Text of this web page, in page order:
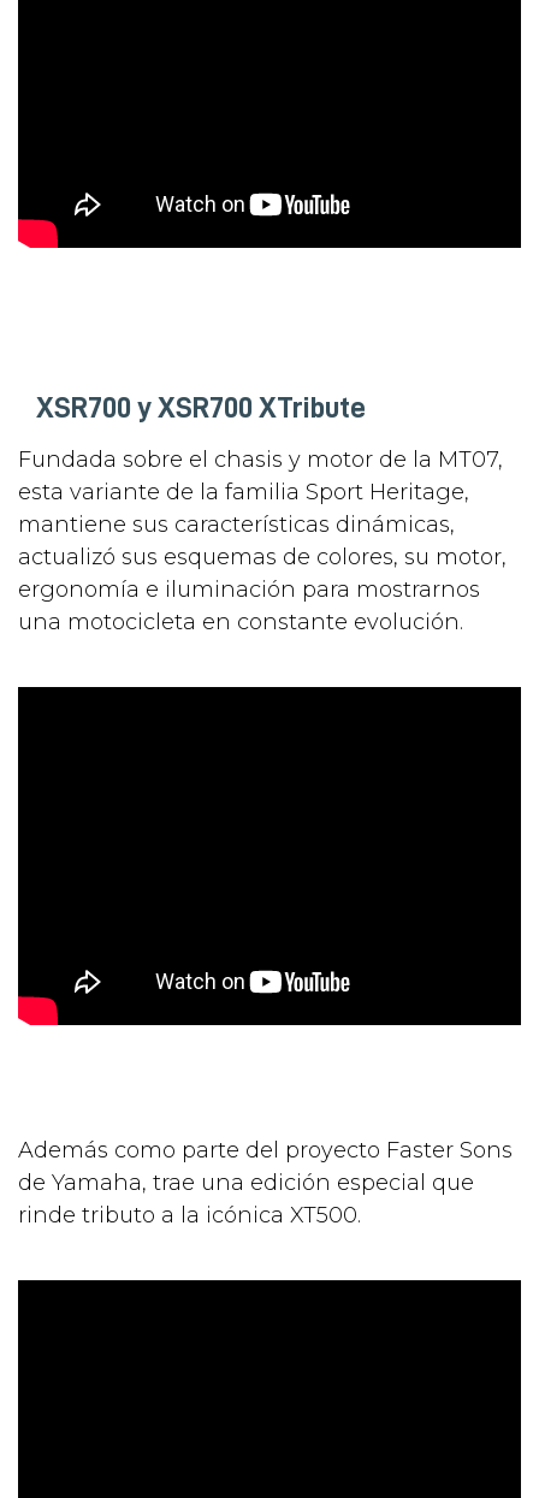
XSR700 y XSR700 XTribute
Fundada sobre el chasis y motor de la MT07,
esta variante de la familia Sport Heritage,
mantiene sus características dinámicas,
actualizó sus esquemas de colores, su motor,
ergonomía e iluminación para mostrarnos
una motocicleta en constante evolución.
Además como parte del proyecto Faster Sons
de Yamaha, trae una edición especial que
rinde tributo a la icónica XT500.